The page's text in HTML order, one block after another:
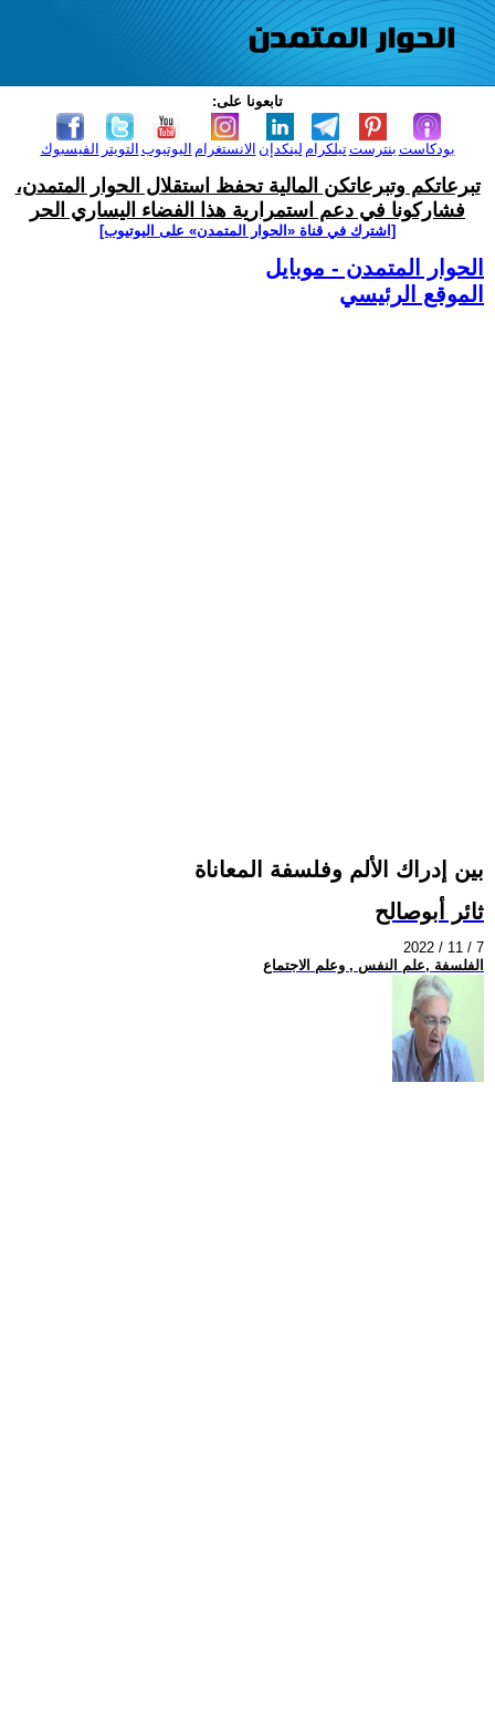
تابعونا على:
الفيسبوك التويتر اليوتيوب الانستغرام لينكدإن تيلكرامبنترست بودكاست
تبرعاتكم وتبرعاتكن المالية تحفظ استقلال الحوار المتمدن،
فشاركونا في دعم استمرارية هذا الفضاء اليساري الحر
[اشترك في قناة ‫«الحوار المتمدن» على اليوتيوب]
الحوار المتمدن - موبايل
الموقع الرئيسي
بين إدراك الألم وفلسفة المعاناة
ثائر أبوصالح
2022 / 11 / 7
الفلسفة ,علم النفس , وعلم الاجتماع